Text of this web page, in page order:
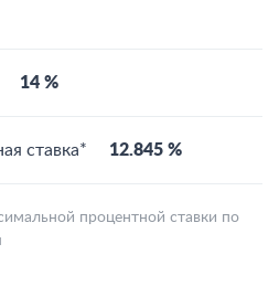
14 %
ставка* 12.845 %
процентной ставки по